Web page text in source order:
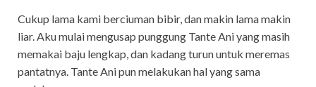
Cukup lama kami berciuman bibir, dan makin lama makin
liar. Aku mulai mengusap punggung Tante Ani yang masih
memakai baju lengkap, dan kadang turun untuk meremas
pantatnya. Tante Ani pun melakukan hal yang sama